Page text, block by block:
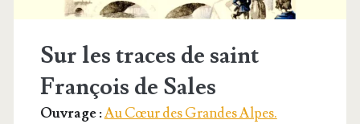
Sur les traces de saint
François de Sales
Ouvrage :Au Cœur des Grandes Alpes.